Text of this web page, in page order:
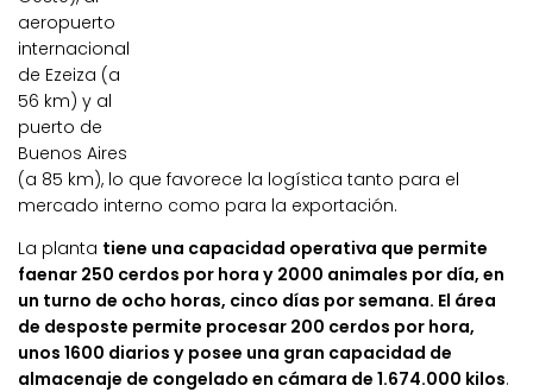
aeropuerto
internacional
de Ezeiza (a
56 km) y al
puerto de
Buenos Aires
(a 85 km), lo que favorece la logística tanto para el
mercado interno como para la exportación.
La planta tiene una capacidad operativa que permite
faenar 250 cerdos por hora y 2000 animales por día, en
un turno de ocho horas, cinco días por semana. El área
de desposte permite procesar 200 cerdos por hora,
unos 1600 diarios y posee una gran capacidad de
almacenaje de congelado en cámara de 1.674.000 kilos.